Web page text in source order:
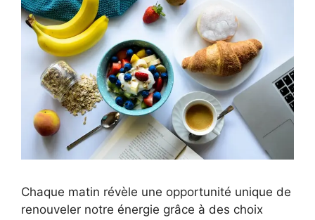
Chaque matin révèle une opportunité unique de
renouveler notre énergie grâce à des choix